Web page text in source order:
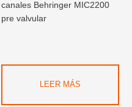
canales Behringer MIC2200
pre valvular
LEER MÁS